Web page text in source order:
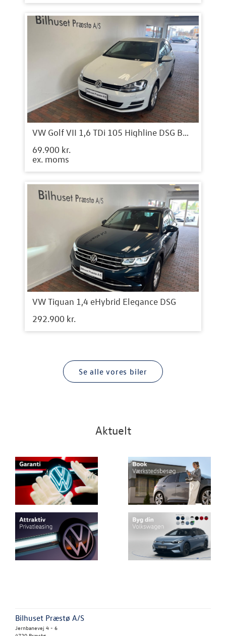
VW Golf VII 1,6 TDi 105 Highline DSG BMT Van
69.900 kr.
ex. moms
VW Tiguan 1,4 eHybrid Elegance DSG
292.900 kr.
Se alle vores biler
Aktuelt
Bilhuset Præstø A/S
Jernbanevej 4 - 6